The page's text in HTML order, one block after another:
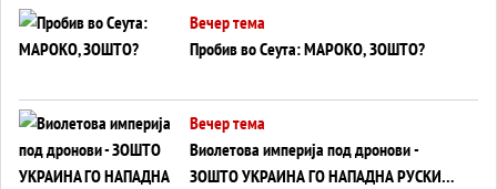
Вечер тема
Пробив во Сеута: МАРОКО, ЗОШТО?
Вечер тема
Виолетова империја под дронови -
ЗОШТО УКРАИНА ГО НАПАДНА РУСКИОТ